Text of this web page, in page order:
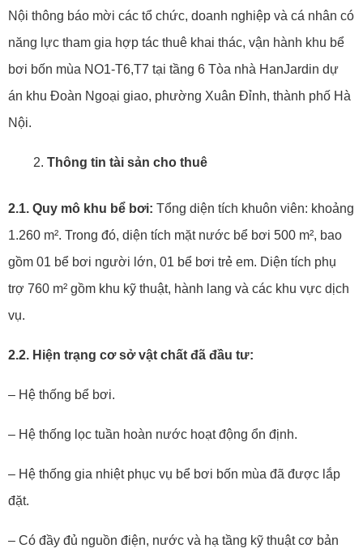
Nội thông báo mời các tổ chức, doanh nghiệp và cá nhân có
năng lực tham gia hợp tác thuê khai thác, vận hành khu bể
bơi bốn mùa NO1-T6,T7 tại tầng 6 Tòa nhà HanJardin dự
án khu Đoàn Ngoại giao, phường Xuân Đỉnh, thành phố Hà
Nội.
Thông tin tài sản cho thuê
2.1. Quy mô khu bể bơi: Tổng diện tích khuôn viên: khoảng
1.260 m². Trong đó, diện tích mặt nước bể bơi 500 m², bao
gồm 01 bể bơi người lớn, 01 bể bơi trẻ em. Diện tích phụ
trợ 760 m² gồm khu kỹ thuật, hành lang và các khu vực dịch
vụ.
2.2. Hiện trạng cơ sở vật chất đã đầu tư:
– Hệ thống bể bơi.
– Hệ thống lọc tuần hoàn nước hoạt động ổn định.
– Hệ thống gia nhiệt phục vụ bể bơi bốn mùa đã được lắp
đặt.
– Có đầy đủ nguồn điện, nước và hạ tầng kỹ thuật cơ bản